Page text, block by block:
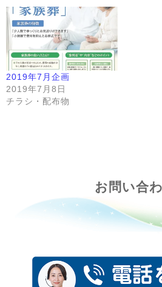
2019年7月企画
2019年7月8日
チラシ・配布物
お問い合